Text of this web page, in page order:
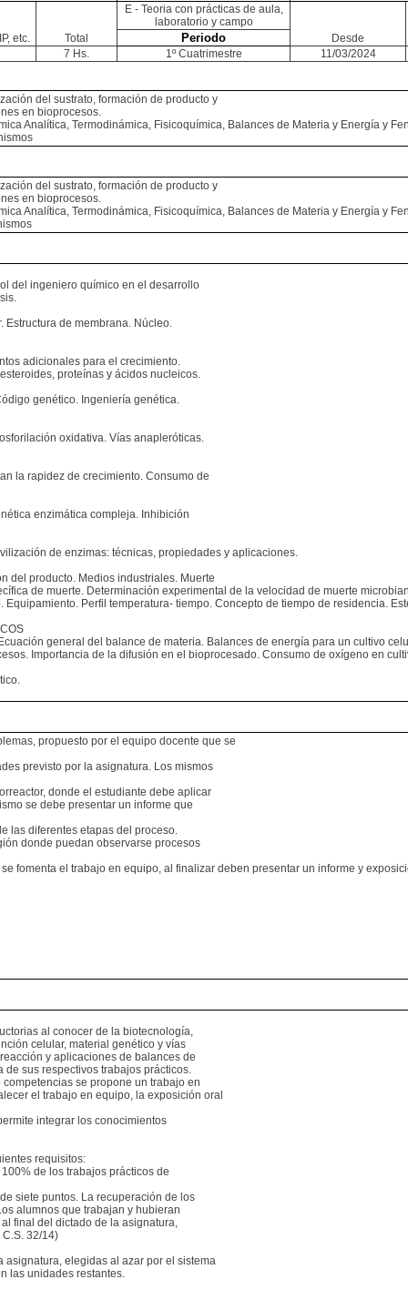
etc. Total
E - Teoria con prácticas de aula,
laboratorio y campo
Desde
Periodo
7 Hs. 1º Cuatrimestre 11/03/2024
del sustrato, formación de producto y
en bioprocesos.
Analítica, Termodinámica, Fisicoquímica, Balances de Materia y Energía y
del sustrato, formación de producto y
en bioprocesos.
Analítica, Termodinámica, Fisicoquímica, Balances de Materia y Energía y
del ingeniero químico en el desarrollo
Estructura de membrana. Núcleo.
adicionales para el crecimiento.
proteínas y ácidos nucleicos.
genético. Ingeniería genética.
oxidativa. Vías anapleróticas.
la rapidez de crecimiento. Consumo de
enzimática compleja. Inhibición
de enzimas: técnicas, propiedades y aplicaciones.
del producto. Medios industriales. Muerte
de muerte. Determinación experimental de la velocidad de muerte
Perfil temperatura- tiempo. Concepto de tiempo de residencia.
general del balance de materia. Balances de energía para un cultivo
Importancia de la difusión en el bioprocesado. Consumo de oxígeno en
propuesto por el equipo docente que se
previsto por la asignatura. Los mismos
donde el estudiante debe aplicar
se debe presentar un informe que
las diferentes etapas del proceso.
donde puedan observarse procesos
fomenta el trabajo en equipo, al finalizar deben presentar un informe y
al conocer de la biotecnología,
celular, material genético y vías
y aplicaciones de balances de
sus respectivos trabajos prácticos.
se propone un trabajo en
el trabajo en equipo, la exposición oral
integrar los conocimientos
requisitos:
de los trabajos prácticos de
siete puntos. La recuperación de los
alumnos que trabajan y hubieran
final del dictado de la asignatura,
32/14)
elegidas al azar por el sistema
las unidades restantes.